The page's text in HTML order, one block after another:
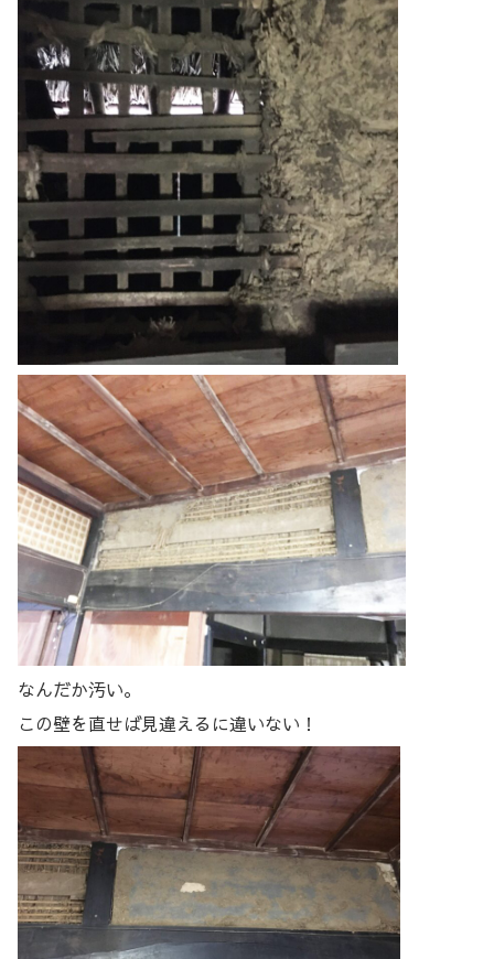
なんだか汚い。
この壁を直せば見違えるに違いない！